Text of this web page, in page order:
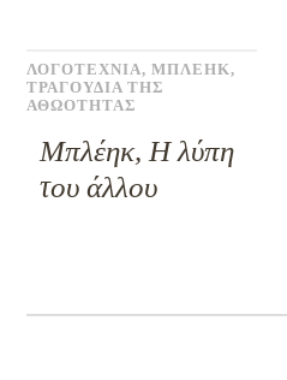
ΛΟΓΟΤΕΧΝΙΑ,ΜΠΛΕΗΚ,
ΤΡΑΓΟΥΔΙΑ ΤΗΣ
ΑΘΩΟΤΗΤΑΣ
Μπλέηκ, Η λύπη
του άλλου